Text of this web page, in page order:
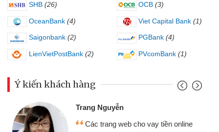
SHB (26) OCB (3)
OceanBank (4) Viet Capital Bank (1)
Saigonbank (2) PGBank (4)
LienVietPostBank (2) PVcomBank (1)
Ý kiến khách hàng
Trang Nguyễn
Các trang web cho vay tiền online